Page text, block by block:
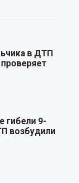
в ДТП
гибели 9-
возбудили